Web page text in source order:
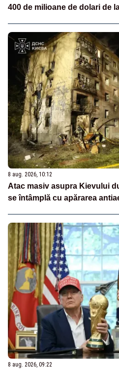
400 de milioane de dolari de
8 aug. 2026, 10:12
Atac masiv asupra Kievului
se întâmplă cu apărarea
8 aug. 2026, 09:22